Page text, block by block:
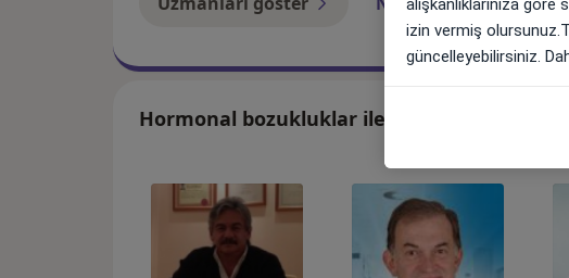
Hormonal bozukluklar ile ilgilenen
alışkanlıklarınıza
izin vermiş
güncelleyebilirsiniz.